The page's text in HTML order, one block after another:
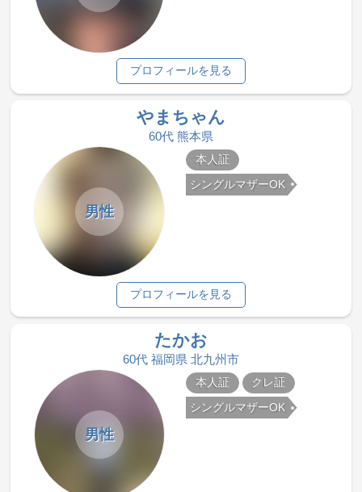
プロフィールを見る
やまちゃん
60代 熊本県
男性
本人証
シングルマザーOK
プロフィールを見る
たかお
60代 福岡県 北九州市
男性
本人証 クレ証
シングルマザーOK